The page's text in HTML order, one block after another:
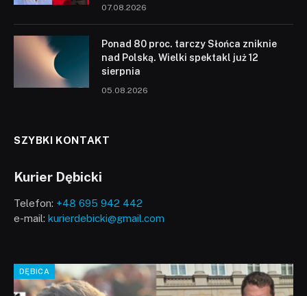
07.08.2026
Ponad 80 proc. tarczy Słońca zniknie
nad Polską. Wielki spektakl już 12
sierpnia
05.08.2026
SZYBKI KONTAKT
Kurier Dębicki
Telefon: +48 695 942 442
e-mail: kurierdebicki@gmail.com
DĘBICA